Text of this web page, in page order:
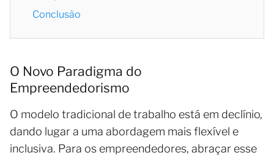
Conclusão
O Novo Paradigma do
Empreendedorismo
O modelo tradicional de trabalho está em declínio,
dando lugar a uma abordagem mais flexível e
inclusiva. Para os empreendedores, abraçar esse